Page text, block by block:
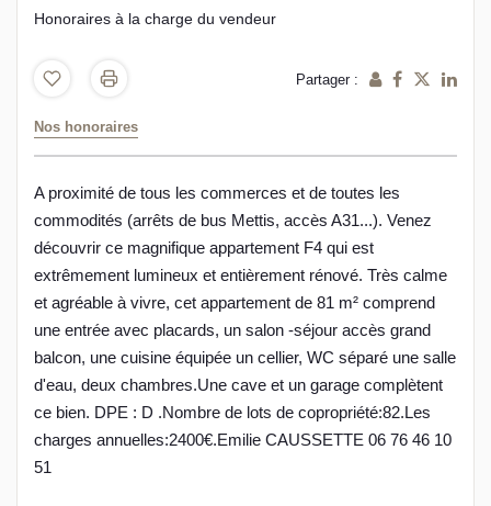
Honoraires à la charge du vendeur
Partager :
Nos honoraires
A proximité de tous les commerces et de toutes les
commodités (arrêts de bus Mettis, accès A31...). Venez
découvrir ce magnifique appartement F4 qui est
extrêmement lumineux et entièrement rénové. Très calme
et agréable à vivre, cet appartement de 81 m² comprend
une entrée avec placards, un salon -séjour accès grand
balcon, une cuisine équipée un cellier, WC séparé une salle
d'eau, deux chambres.Une cave et un garage complètent
ce bien. DPE : D .Nombre de lots de copropriété:82.Les
charges annuelles:2400€.Emilie CAUSSETTE 06 76 46 10
51